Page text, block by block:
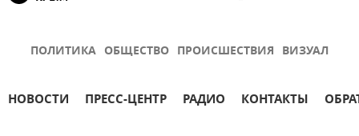
ПОЛИТИКА ОБЩЕСТВО ПРОИСШЕСТВИЯ ВИЗУАЛ
НОВОСТИ ПРЕСС-ЦЕНТР РАДИО КОНТАКТЫ